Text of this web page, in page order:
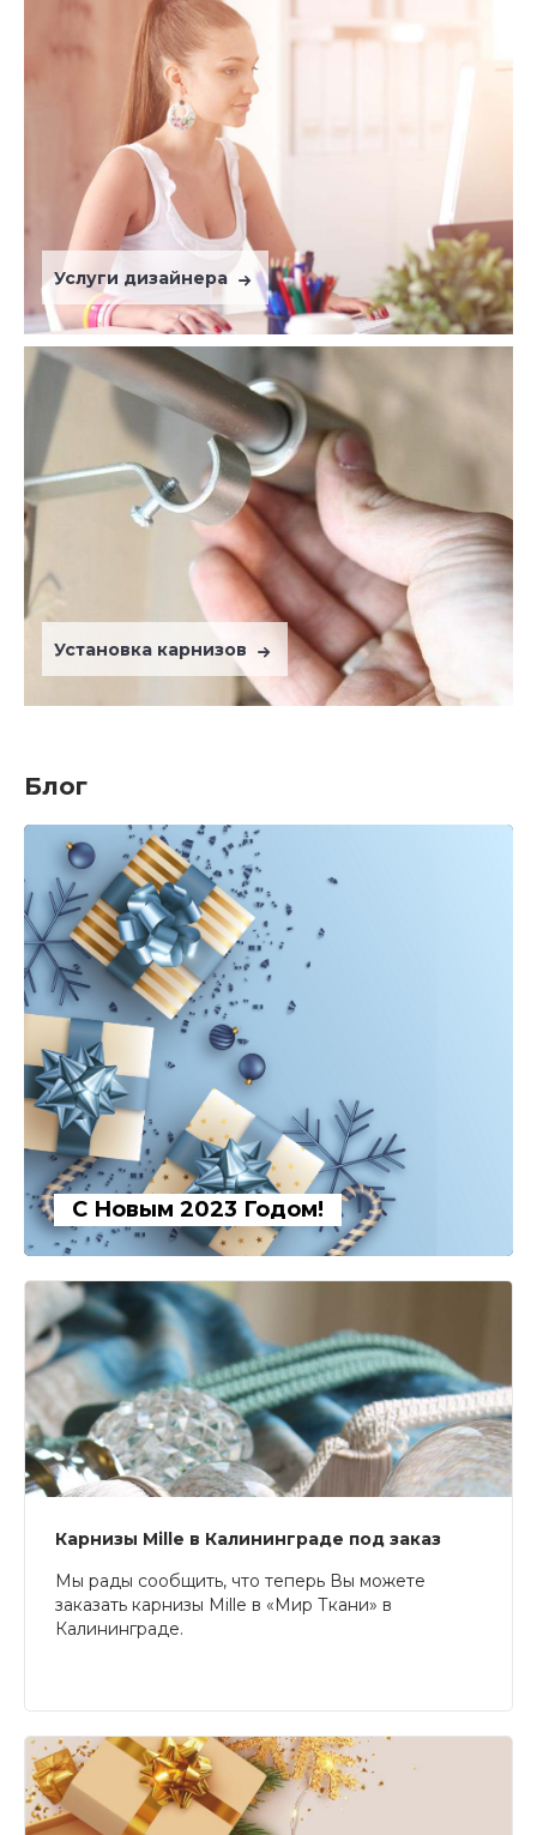
Услуги дизайнера
Установка карнизов
Блог
С Новым 2023 Годом!
Карнизы Mille в Калининграде под заказ
Мы рады сообщить, что теперь Вы можете
заказать карнизы Mille в «Мир Ткани» в
Калининграде.